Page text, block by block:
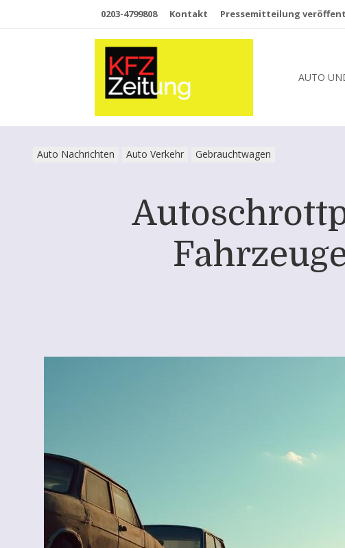
0203-4799808 Kontakt Pressemitteilung
AUTO
Auto Nachrichten Auto Verkehr Gebrauchtwagen